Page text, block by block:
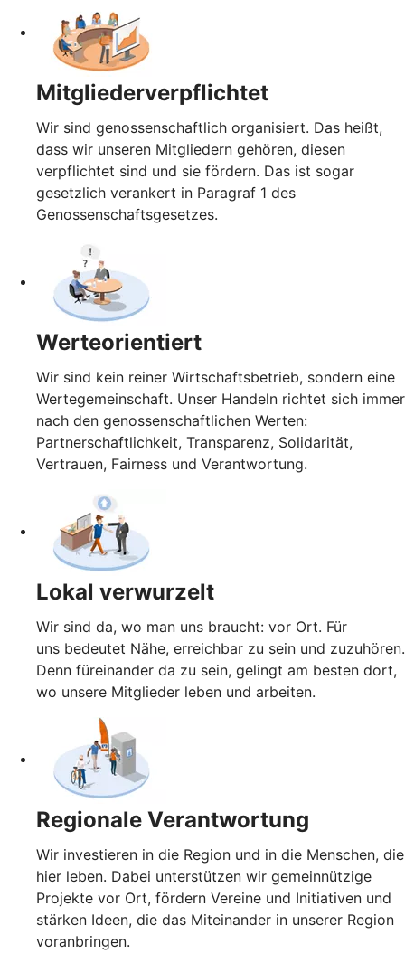
Mitgliederverpflichtet
Wir sind genossenschaftlich organisiert. Das heißt,
dass wir unseren Mitgliedern gehören, diesen
verpflichtet sind und sie fördern. Das ist sogar
gesetzlich verankert in Paragraf 1 des
Genossenschaftsgesetzes.
Werteorientiert
Wir sind kein reiner Wirtschaftsbetrieb, sondern eine
Wertegemeinschaft. Unser Handeln richtet sich immer
nach den genossenschaftlichen Werten:
Partnerschaftlichkeit, Transparenz, Solidarität,
Vertrauen, Fairness und Verantwortung.
Lokal verwurzelt
Wir sind da, wo man uns braucht: vor Ort. Für
uns bedeutet Nähe, erreichbar zu sein und zuzuhören.
Denn füreinander da zu sein, gelingt am besten dort,
wo unsere Mitglieder leben und arbeiten.
Regionale Verantwortung
Wir investieren in die Region und in die Menschen, die
hier leben. Dabei unterstützen wir gemeinnützige
Projekte vor Ort, fördern Vereine und Initiativen und
stärken Ideen, die das Miteinander in unserer Region
voranbringen.